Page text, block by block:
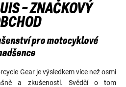
- ZNAČKOVÝ
pro motocyklové
Gear je výsledkem více než osmi
a zkušeností. Svědčí o tom